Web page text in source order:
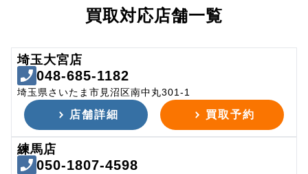
買取対応店舗一覧
埼玉大宮店
048-685-1182
埼玉県さいたま市見沼区南中丸301-1
店舗詳細 買取予約
練馬店
050-1807-4598